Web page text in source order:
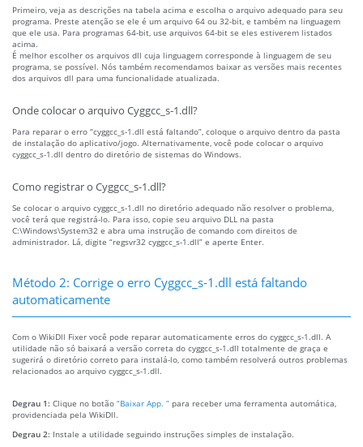
Primeiro, veja as descrições na tabela acima e escolha o arquivo adequado para seu
programa. Preste atenção se ele é um arquivo 64 ou 32-bit, e também na linguagem
que ele usa. Para programas 64-bit, use arquivos 64-bit se eles estiverem listados
acima.
É melhor escolher os arquivos dll cuja linguagem corresponde à linguagem de seu
programa, se possível. Nós também recomendamos baixar as versões mais recentes
dos arquivos dll para uma funcionalidade atualizada.
Onde colocar o arquivo Cyggcc_s-1.dll?
Para reparar o erro “cyggcc_s-1.dll está faltando”, coloque o arquivo dentro da pasta
de instalação do aplicativo/jogo. Alternativamente, você pode colocar o arquivo
cyggcc_s-1.dll dentro do diretório de sistemas do Windows.
Como registrar o Cyggcc_s-1.dll?
Se colocar o arquivo cyggcc_s-1.dll no diretório adequado não resolver o problema,
você terá que registrá-lo. Para isso, copie seu arquivo DLL na pasta
C:\Windows\System32 e abra uma instrução de comando com direitos de
administrador. Lá, digite “regsvr32 cyggcc_s-1.dll” e aperte Enter.
Método 2: Corrige o erro Cyggcc_s-1.dll está faltando
automaticamente
Com o WikiDll Fixer você pode reparar automaticamente erros do cyggcc_s-1.dll. A
utilidade não só baixará a versão correta do cyggcc_s-1.dll totalmente de graça e
sugerirá o diretório correto para instalá-lo, como também resolverá outros problemas
relacionados ao arquivo cyggcc_s-1.dll.
Degrau 1: Clique no botão “Baixar App. ” para receber uma ferramenta automática,
providenciada pela WikiDll.
Degrau 2: Instale a utilidade seguindo instruções simples de instalação.